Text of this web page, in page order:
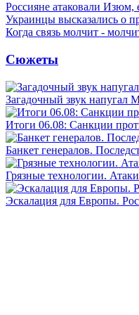
Россияне атаковали Изюм,
Украинцы высказались о
Когда связь молчит -
Сюжеты
Загадочный звук напугал
Итоги 06.08: Санкции
Банкет генералов.
Грязные технологии.
Эскалация для Европы.